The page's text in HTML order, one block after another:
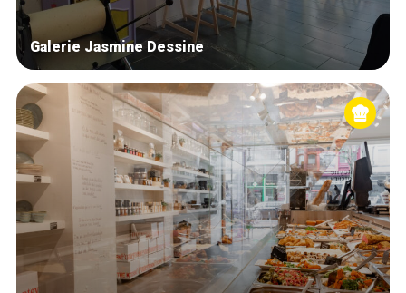
Galerie Jasmine Dessine